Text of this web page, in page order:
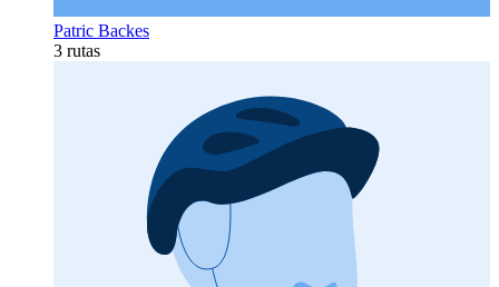
Patric Backes
3 rutas